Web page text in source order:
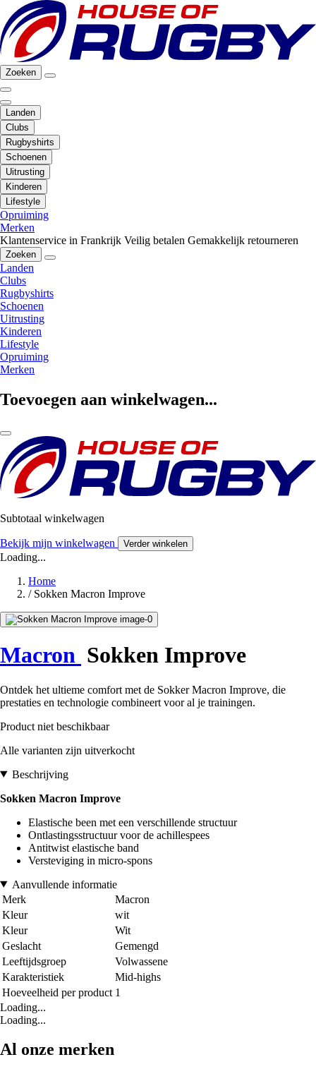
Zoeken
Landen
Clubs
Rugbyshirts
Schoenen
Uitrusting
Kinderen
Lifestyle
Opruiming
Merken
Klantenservice in Frankrijk Veilig betalen Gemakkelijk retourneren
Zoeken
Landen
Clubs
Rugbyshirts
Schoenen
Uitrusting
Kinderen
Lifestyle
Opruiming
Merken
Toevoegen aan winkelwagen...
Subtotaal winkelwagen
Bekijk mijn winkelwagen Verder winkelen
Loading...
Home
/ Sokken Macron Improve
Macron Sokken Improve
Ontdek het ultieme comfort met de Sokker Macron Improve, die
prestaties en technologie combineert voor al je trainingen.
Product niet beschikbaar
Alle varianten zijn uitverkocht
Beschrijving
Sokken Macron Improve
Elastische been met een verschillende structuur
Ontlastingsstructuur voor de achillespees
Antitwist elastische band
Versteviging in micro-spons
Aanvullende informatie
Merk
Macron
Kleur
wit
Kleur
Wit
Geslacht
Gemengd
Leeftijdsgroep
Volwassene
Karakteristiek
Mid-highs
Hoeveelheid per product 1
Loading...
Loading...
Al onze merken